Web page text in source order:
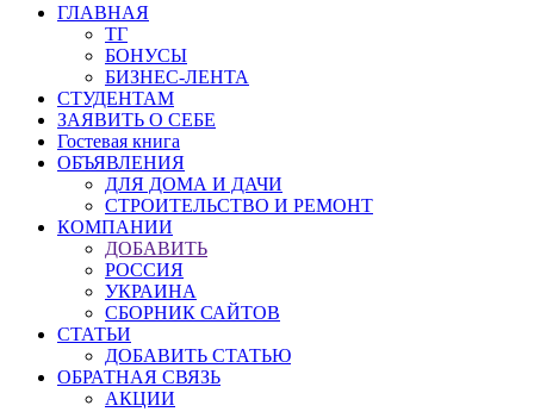
ГЛАВНАЯ
ТГ
БОНУСЫ
БИЗНЕС-ЛЕНТА
СТУДЕНТАМ
ЗАЯВИТЬ О СЕБЕ
Гостевая книга
ОБЪЯВЛЕНИЯ
ДЛЯ ДОМА И ДАЧИ
СТРОИТЕЛЬСТВО И РЕМОНТ
КОМПАНИИ
ДОБАВИТЬ
РОССИЯ
УКРАИНА
СБОРНИК САЙТОВ
СТАТЬИ
ДОБАВИТЬ СТАТЬЮ
ОБРАТНАЯ СВЯЗЬ
АКЦИИ